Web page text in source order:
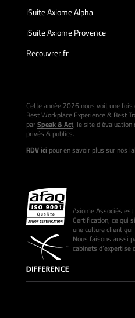
iSuite Axiome Alpha
iSuite Axiome Provence
Recouvrer.fr
Cette année 2026 nous voit une
Best Workplace Experience & Best
parSpeak & Act, le site d’évaluation
privés & publics.
RDV icipour en savoir plus sur nos
Axiome Associés
Certification, ce qui
une culture client
Nous faisons aussi
cabinets d’expertise